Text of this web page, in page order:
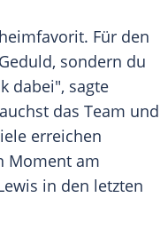
Für den
sondern du
dabei", sagte
das Team und
erreichen
Moment am
in den letzten